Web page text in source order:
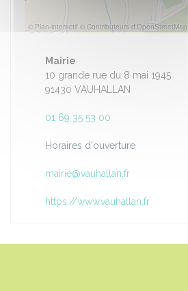
© Plan-interactif © Contributeurs d'OpenStreetMap
Mairie
10 grande rue du 8 mai 1945
91430 VAUHALLAN
01 69 35 53 00
Horaires d'ouverture
mairie@vauhallan.fr
https://www.vauhallan.fr